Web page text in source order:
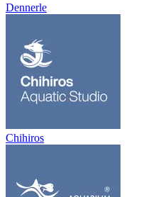
Dennerle
Chihiros